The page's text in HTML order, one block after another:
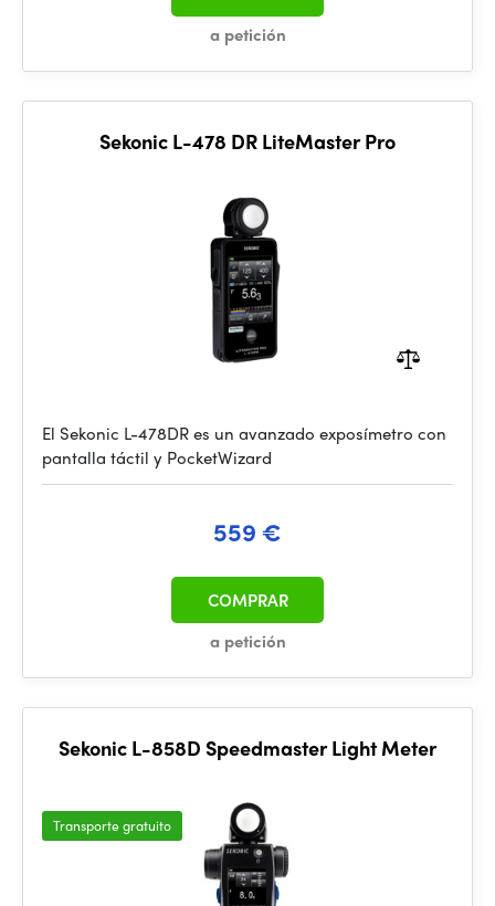
a petición
Sekonic L-478 DR LiteMaster Pro
El Sekonic L-478DR es un avanzado exposímetro con
pantalla táctil y PocketWizard
559 €
a petición
COMPRAR
Sekonic L-858D Speedmaster Light Meter
Transporte gratuito